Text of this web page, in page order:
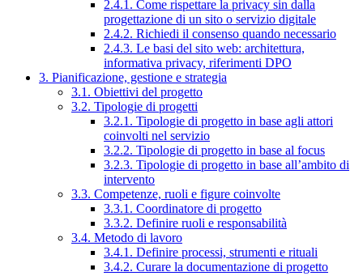
2.4.1. Come rispettare la privacy sin dalla
progettazione di un sito o servizio digitale
2.4.2. Richiedi il consenso quando necessario
2.4.3. Le basi del sito web: architettura,
informativa privacy, riferimenti DPO
3. Pianificazione, gestione e strategia
3.1. Obiettivi del progetto
3.2. Tipologie di progetti
3.2.1. Tipologie di progetto in base agli attori
coinvolti nel servizio
3.2.2. Tipologie di progetto in base al focus
3.2.3. Tipologie di progetto in base all’ambito di
intervento
3.3. Competenze, ruoli e figure coinvolte
3.3.1. Coordinatore di progetto
3.3.2. Definire ruoli e responsabilità
3.4. Metodo di lavoro
3.4.1. Definire processi, strumenti e rituali
3.4.2. Curare la documentazione di progetto